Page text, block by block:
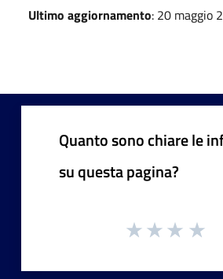
Ultimo aggiornamento: 20 maggio
Quanto sono chiare le
su questa pagina?